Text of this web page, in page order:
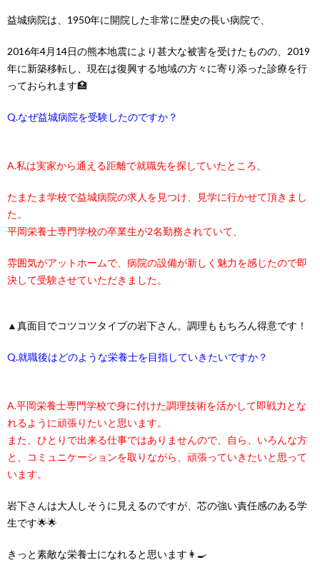
益城病院は、1950年に開院した非常に歴史の長い病院で、
2016年4月14日の熊本地震により甚大な被害を受けたものの、2019
年に新築移転し、現在は復興する地域の方々に寄り添った診療を行
っておられます🏥
Q.なぜ益城病院を受験したのですか？
A.私は実家から通える距離で就職先を探していたところ、
たまたま学校で益城病院の求人を見つけ、見学に行かせて頂きまし
た。
平岡栄養士専門学校の卒業生が2名勤務されていて、
雰囲気がアットホームで、病院の設備が新しく魅力を感じたので即
決して受験させていただきました。
▲真面目でコツコツタイプの岩下さん。調理ももちろん得意です！
Q.就職後はどのような栄養士を目指していきたいですか？
A.平岡栄養士専門学校で身に付けた調理技術を活かして即戦力とな
れるように頑張りたいと思います。
また、ひとりで出来る仕事ではありませんので、自ら、いろんな方
と、コミュニケーションを取りながら、頑張っていきたいと思って
います。
岩下さんは大人しそうに見えるのですが、芯の強い責任感のある学
生です🌟🌟
きっと素敵な栄養士になれると思います 👩‍🍳